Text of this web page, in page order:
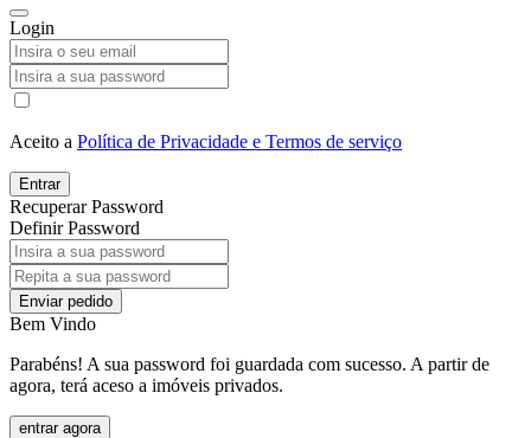
Login
Aceito a Política de Privacidade e Termos de serviço
Entrar
Recuperar Password
Definir Password
Enviar pedido
Bem Vindo
Parabéns! A sua password foi guardada com sucesso. A partir de
agora, terá aceso a imóveis privados.
entrar agora